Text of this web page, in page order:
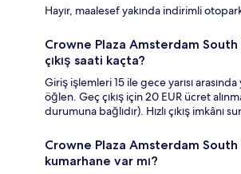
Hayır, maalesef yakında indirimli
Crowne Plaza Amsterdam
çıkış saati kaçta?
Giriş işlemleri 15 ile gece yarısı arasında
öğlen. Geç çıkış için 20 EUR ücret
durumuna bağlıdır). Hızlı çıkış imkânı
Crowne Plaza Amsterdam
kumarhane var mı?